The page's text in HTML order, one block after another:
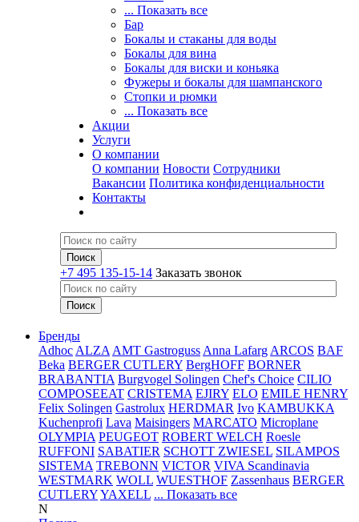
... Показать все
Бар
Бокалы и стаканы для воды
Бокалы для вина
Бокалы для виски и коньяка
Фужеры и бокалы для шампанского
Стопки и рюмки
... Показать все
Акции
Услуги
О компании
О компании Новости Сотрудники
Вакансии Политика конфиденциальности
Контакты
+7 495 135-15-14 Заказать звонок
Бренды
Adhoc ALZA AMT Gastroguss Anna Lafarg ARCOS BAF
Beka BERGER CUTLERY BergHOFF BORNER
BRABANTIA Burgvogel Solingen Chef's Choice CILIO
COMPOSEEAT CRISTEMA EJIRY ELO EMILE HENRY
Felix Solingen Gastrolux HERDMAR Ivo KAMBUKKA
Kuchenprofi Lava Maisingers MARCATO Microplane
OLYMPIA PEUGEOT ROBERT WELCH Roesle
RUFFONI SABATIER SCHOTT ZWIESEL SILAMPOS
SISTEMA TREBONN VICTOR VIVA Scandinavia
WESTMARK WOLL WUESTHOF Zassenhaus BERGER
CUTLERYYAXELL ... Показать все
N